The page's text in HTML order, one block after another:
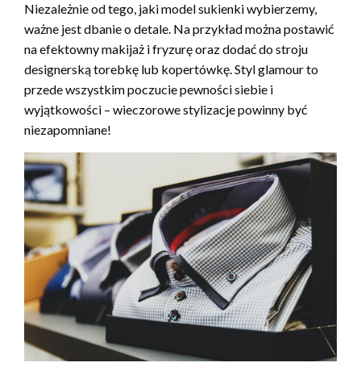
Niezależnie od tego, jaki model sukienki wybierzemy,
ważne jest dbanie o detale. Na przykład można postawić
na efektowny makijaż i fryzurę oraz dodać do stroju
designerską torebkę lub kopertówkę. Styl glamour to
przede wszystkim poczucie pewności siebie i
wyjątkowości – wieczorowe stylizacje powinny być
niezapomniane!